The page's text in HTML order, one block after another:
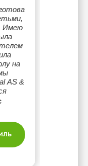
Имею
на
AS &
в